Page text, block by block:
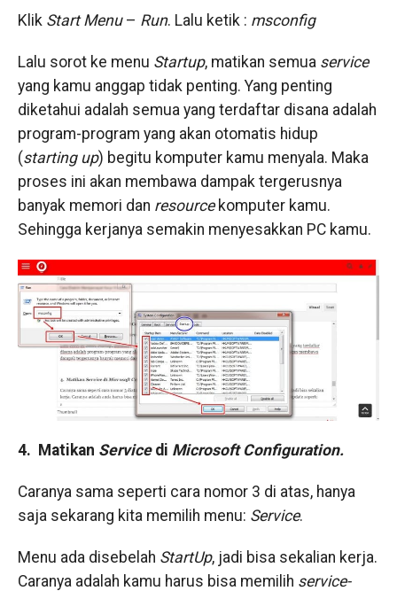
​Klik Start Menu– Run. Lalu ketik : ​msconfig
​Lalu ​sorot ke menu Startup, matikan semua service
yang kamu anggap tidak penting. Yang penting
diketahui adalah semua yang terdaftar disana adalah
program-program yang akan otomatis hidup
(starting up) begitu komputer kamu menyala. Maka
proses ini akan membawa dampak tergerusnya
banyak memori dan resourcekomputer kamu.
Sehingga kerjanya semakin menyesakkan PC kamu.
4. Matikan Servicedi Microsoft Configuration.
​Caranya sama seperti cara nomor 3 di atas, hanya
saja sekarang kita memilih menu: Service.
Menu ada disebelah StartUp​, ​jadi bisa sekalian kerja.
Caranya adalah kamu harus bisa memilih service-